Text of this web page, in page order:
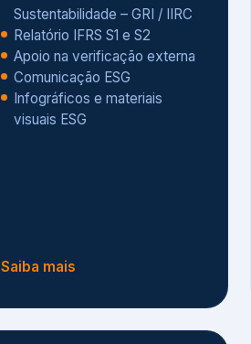
Sustentabilidade – GRI / IIRC
Relatório IFRS S1 e S2
Apoio na verificação externa
Comunicação ESG
Infográficos e materiais
visuais ESG
Saiba mais